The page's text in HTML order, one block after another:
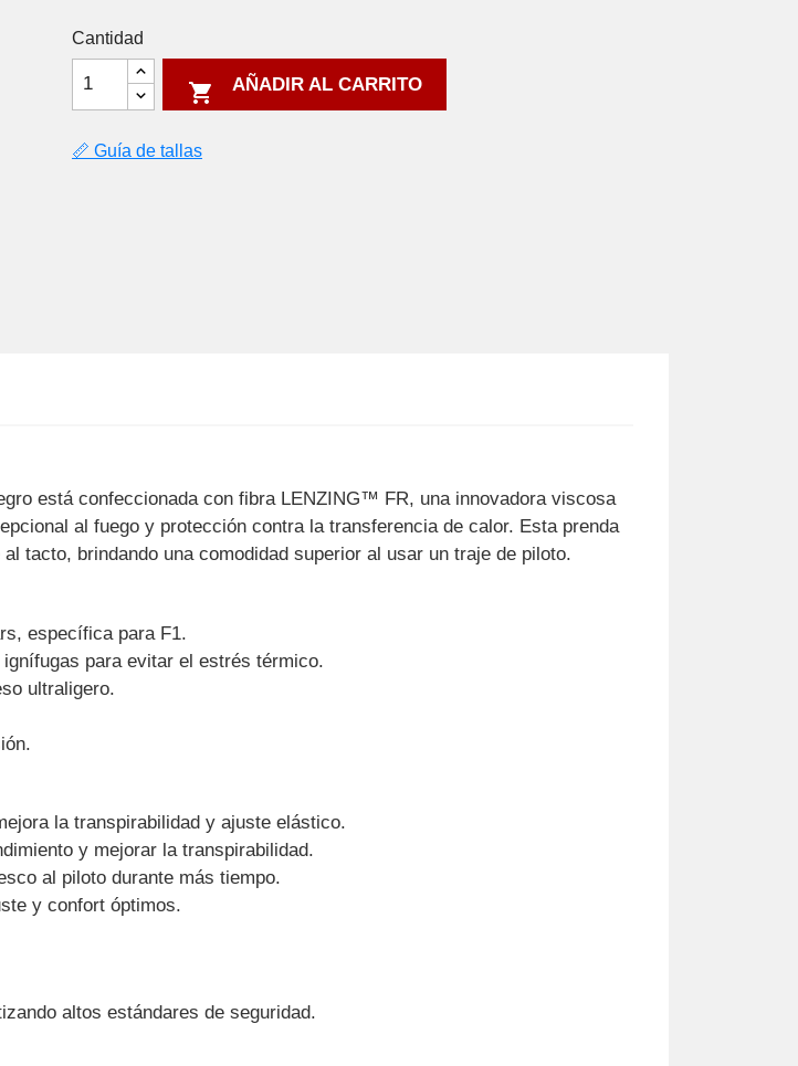
Cantidad
 AÑADIR AL CARRITO
📏 Guía de tallas
está confeccionada con fibra LENZING™ FR, una innovadora viscosa
al fuego y protección contra la transferencia de calor. Esta prenda
tacto, brindando una comodidad superior al usar un traje de piloto.
específica para F1.
para evitar el estrés térmico.
ultraligero.
la transpirabilidad y ajuste elástico.
y mejorar la transpirabilidad.
al piloto durante más tiempo.
y confort óptimos.
altos estándares de seguridad.